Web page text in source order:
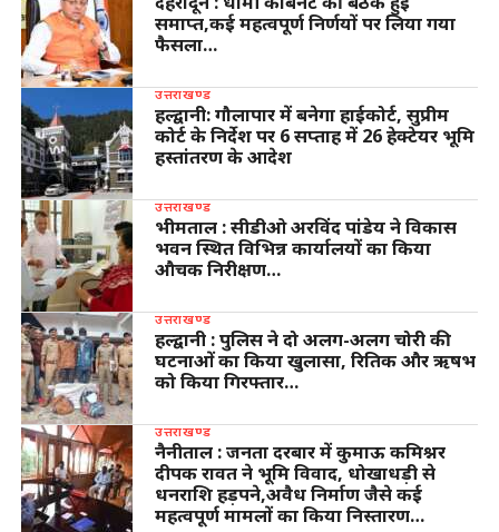
समाप्त,कई महत्वपूर्ण निर्णयों पर लिया गया
फैसला…
उत्तराखण्ड
हल्द्वानी: गौलापार में बनेगा हाईकोर्ट, सुप्रीम
कोर्ट के निर्देश पर 6 सप्ताह में 26 हेक्टेयर भूमि
हस्तांतरण के आदेश
उत्तराखण्ड
भीमताल : सीडीओ अरविंद पांडेय ने विकास
भवन स्थित विभिन्न कार्यालयों का किया
औचक निरीक्षण…
उत्तराखण्ड
हल्द्वानी : पुलिस ने दो अलग-अलग चोरी की
घटनाओं का किया खुलासा, रितिक और ऋषभ
को किया गिरफ्तार…
उत्तराखण्ड
नैनीताल : जनता दरबार में कुमाऊ कमिश्नर
दीपक रावत ने भूमि विवाद, धोखाधड़ी से
धनराशि हड़पने,अवैध निर्माण जैसे कई
महत्वपूर्ण मामलों का किया निस्तारण…